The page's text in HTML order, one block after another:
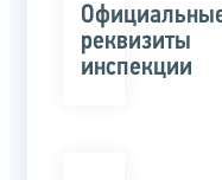
реквизиты
инспекции